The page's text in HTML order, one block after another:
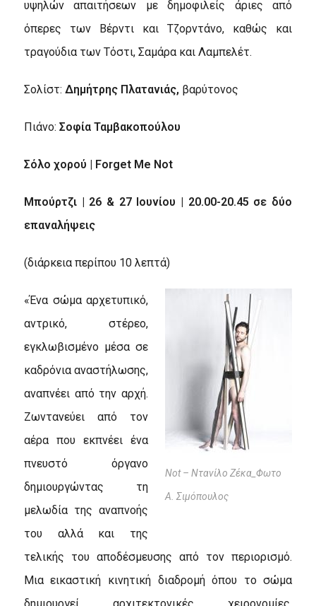
υψηλών απαιτήσεων με δημοφιλείς άριες από
όπερες των Βέρντι και Τζορντάνο, καθώς και
τραγούδια των Τόστι, Σαμάρα και Λαμπελέτ.
Σολίστ: Δημήτρης Πλατανιάς, βαρύτονος
Πιάνο: Σοφία Ταμβακοπούλου
Σόλο χορού | Forget Me Not
Μπούρτζι | 26 & 27 Ιουνίου | 20.00-20.45 σε δύο
επαναλήψεις
(διάρκεια περίπου 10 λεπτά)
Not – Ντανίλο Ζέκα_Φωτο
Α. Σιμόπουλος
«Ένα σώμα αρχετυπικό,
αντρικό, στέρεο,
εγκλωβισμένο μέσα σε
καδρόνια αναστήλωσης,
αναπνέει από την αρχή.
Ζωντανεύει από τον
αέρα που εκπνέει ένα
πνευστό όργανο
δημιουργώντας τη
μελωδία της αναπνοής
του αλλά και της
τελικής του αποδέσμευσης από τον περιορισμό.
Μια εικαστική κινητική διαδρομή όπου το σώμα